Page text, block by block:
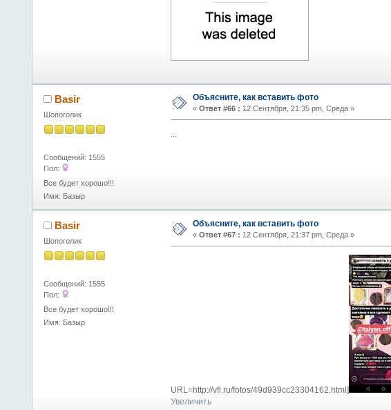
Basir
Шопоголик
Сообщений: 1555
Пол:
Все будет хорошо!!!
Имя: Базыр
Объясните, как вставить фото
« Ответ #66 : 12 Сентября, 21:35 pm, Среда »
...
Basir
Шопоголик
Сообщений: 1555
Пол:
Все будет хорошо!!!
Имя: Базыр
Объясните, как вставить фото
« Ответ #67 : 12 Сентября, 21:37 pm, Среда »
URL=http://vfl.ru/fotos/49d939cc23304162.html]
Увеличить